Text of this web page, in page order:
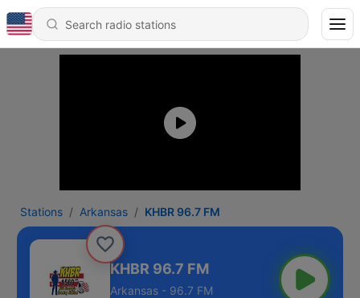
Stations Arkansas KHBR 96.7 FM
KHBR 96.7 FM
Arkansas - 96.7 FM